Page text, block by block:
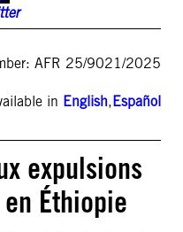
AFR 25/9021/2025
in English,Español
expulsions
Éthiopie